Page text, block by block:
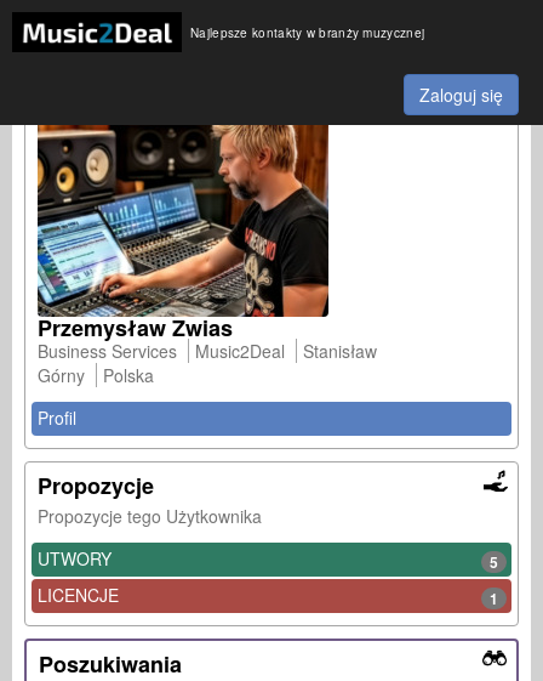
Najlepsze kontakty w branży muzycznej
Zaloguj się
Przemysław Zwias
Business Services Music2Deal
Stanisław
Górny
Polska
Profil
Propozycje
Propozycje tego Użytkownika
UTWORY
5
LICENCJE 1
Poszukiwania